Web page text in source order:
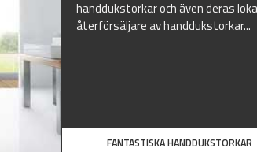
handdukstorkar och även deras
återförsäljare av handdukstorkar...
FANTASTISKA HANDDUKSTORKAR